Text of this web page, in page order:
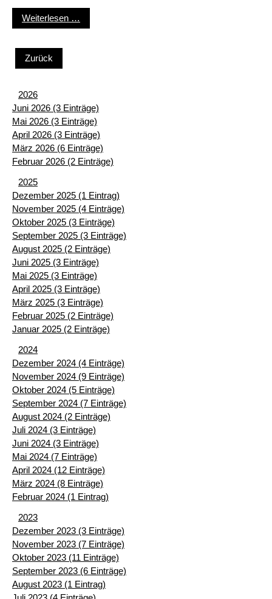
Weiterlesen …
Zurück
2026
Juni 2026 (3 Einträge)
Mai 2026 (3 Einträge)
April 2026 (3 Einträge)
März 2026 (6 Einträge)
Februar 2026 (2 Einträge)
2025
Dezember 2025 (1 Eintrag)
November 2025 (4 Einträge)
Oktober 2025 (3 Einträge)
September 2025 (3 Einträge)
August 2025 (2 Einträge)
Juni 2025 (3 Einträge)
Mai 2025 (3 Einträge)
April 2025 (3 Einträge)
März 2025 (3 Einträge)
Februar 2025 (2 Einträge)
Januar 2025 (2 Einträge)
2024
Dezember 2024 (4 Einträge)
November 2024 (9 Einträge)
Oktober 2024 (5 Einträge)
September 2024 (7 Einträge)
August 2024 (2 Einträge)
Juli 2024 (3 Einträge)
Juni 2024 (3 Einträge)
Mai 2024 (7 Einträge)
April 2024 (12 Einträge)
März 2024 (8 Einträge)
Februar 2024 (1 Eintrag)
2023
Dezember 2023 (3 Einträge)
November 2023 (7 Einträge)
Oktober 2023 (11 Einträge)
September 2023 (6 Einträge)
August 2023 (1 Eintrag)